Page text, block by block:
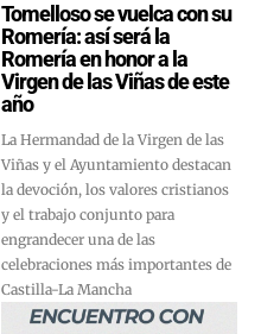
Tomelloso se vuelca con su
Romería: así será la
Romería en honor a la
Virgen de las Viñas de este
año
La Hermandad de la Virgen de las
Viñas y el Ayuntamiento destacan
la devoción, los valores cristianos
y el trabajo conjunto para
engrandecer una de las
celebraciones más importantes de
Castilla-La Mancha